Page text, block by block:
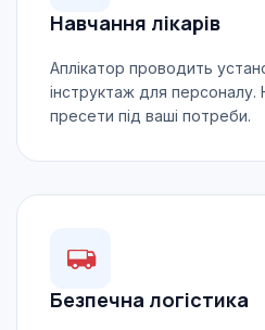
Навчання лікарів
Аплікатор проводить
інструктаж для
пресети під ваші потреби.
Безпечна логістика